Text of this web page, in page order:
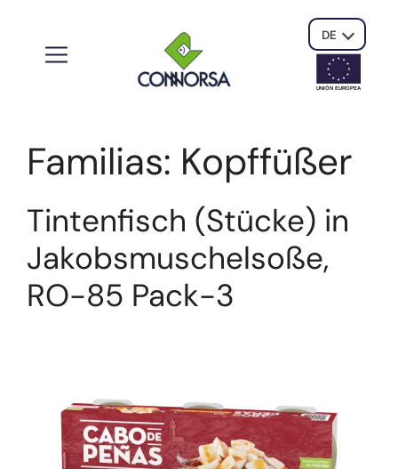
DE
UNIÓN EUROPEA
Familias: Kopffüßer
Tintenfisch (Stücke) in
Jakobsmuschelsoße,
RO-85 Pack-3